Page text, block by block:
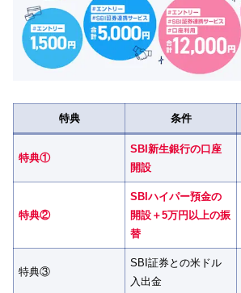
特典 条件
特典①
SBI新生銀行の口座
開設
特典②
SBIハイパー預金の
開設＋5万円以上の振
替
特典③
SBI証券との米ドル
入出金